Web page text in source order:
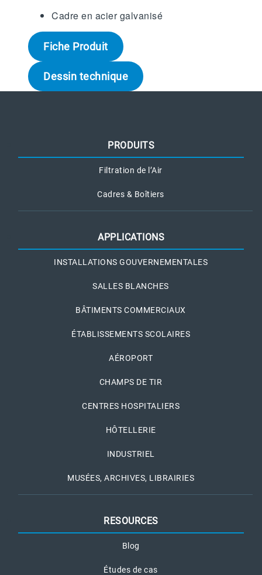
Cadre en acier galvanisé
Fiche Produit
Dessin technique
PRODUITS
Filtration de l’Air
Cadres & Boîtiers
APPLICATIONS
INSTALLATIONS GOUVERNEMENTALES
SALLES BLANCHES
BÂTIMENTS COMMERCIAUX
ÉTABLISSEMENTS SCOLAIRES
AÉROPORT
CHAMPS DE TIR
CENTRES HOSPITALIERS
HÔTELLERIE
INDUSTRIEL
MUSÉES, ARCHIVES, LIBRAIRIES
RESOURCES
Blog
Études de cas